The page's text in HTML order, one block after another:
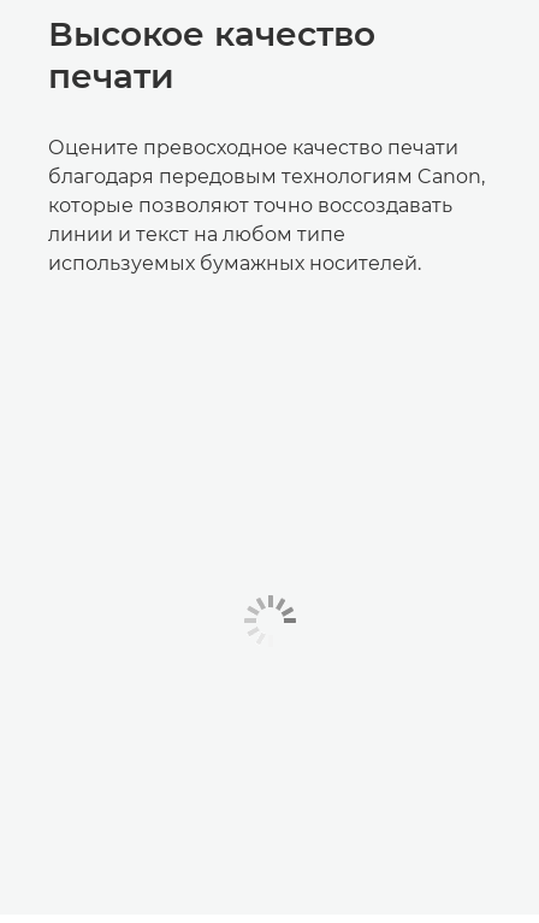
Высокое качество
печати
Оцените превосходное качество печати
благодаря передовым технологиям Canon,
которые позволяют точно воссоздавать
линии и текст на любом типе
используемых бумажных носителей.